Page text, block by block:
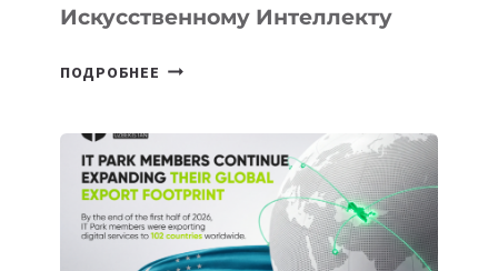
Искусственному Интеллекту
ПОДРОБНЕЕ В
НОВЫЕ
ПРЕДМЕТЫ
ПО
ИСКУССТВЕННОМУ